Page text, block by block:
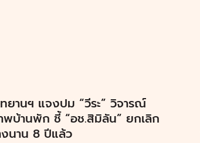
ยานฯ แจงปม “วีระ” วิจารณ์
บ้านพัก ชี้ “อช.สิมิลัน” ยกเลิก
นาน 8 ปีแล้ว